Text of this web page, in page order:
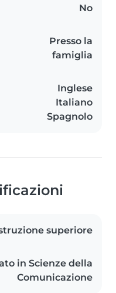
No
Presso la
famiglia
Inglese
Italiano
Spagnolo
superiore
in Scienze della
Comunicazione